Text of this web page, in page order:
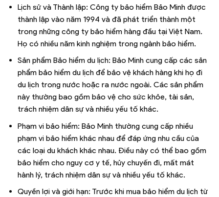
Lịch sử và Thành lập: Công ty bảo hiểm Bảo Minh được
thành lập vào năm 1994 và đã phát triển thành một
trong những công ty bảo hiểm hàng đầu tại Việt Nam.
Họ có nhiều năm kinh nghiệm trong ngành bảo hiểm.
Sản phẩm Bảo hiểm du lịch: Bảo Minh cung cấp các sản
phẩm bảo hiểm du lịch để bảo vệ khách hàng khi họ đi
du lịch trong nước hoặc ra nước ngoài. Các sản phẩm
này thường bao gồm bảo vệ cho sức khỏe, tài sản,
trách nhiệm dân sự và nhiều yếu tố khác.
Phạm vi bảo hiểm: Bảo Minh thường cung cấp nhiều
phạm vi bảo hiểm khác nhau để đáp ứng nhu cầu của
các loại du khách khác nhau. Điều này có thể bao gồm
bảo hiểm cho nguy cơ y tế, hủy chuyến đi, mất mát
hành lý, trách nhiệm dân sự và nhiều yếu tố khác.
Quyền lợi và giới hạn: Trước khi mua bảo hiểm du lịch từ